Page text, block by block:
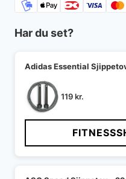
Har du set?
Adidas Essential
119kr.